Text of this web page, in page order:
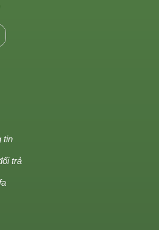
tin
trả